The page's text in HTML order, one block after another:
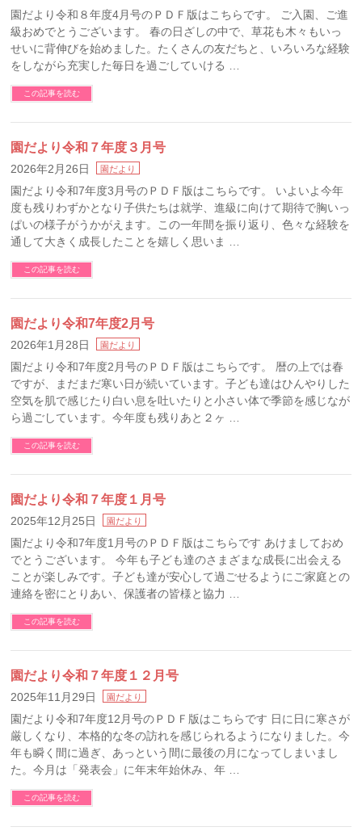
園だより令和８年度4月号のＰＤＦ版はこちらです。 ご入園、ご進
級おめでとうございます。 春の日ざしの中で、草花も木々もいっ
せいに背伸びを始めました。たくさんの友だちと、いろいろな経験
をしながら充実した毎日を過ごしていける …
この記事を読む
園だより令和７年度３月号
2026年2月26日 園だより
園だより令和7年度3月号のＰＤＦ版はこちらです。 いよいよ今年
度も残りわずかとなり子供たちは就学、進級に向けて期待で胸いっ
ぱいの様子がうかがえます。この一年間を振り返り、色々な経験を
通して大きく成長したことを嬉しく思いま …
この記事を読む
園だより令和7年度2月号
2026年1月28日 園だより
園だより令和7年度2月号のＰＤＦ版はこちらです。 暦の上では春
ですが、まだまだ寒い日が続いています。子ども達はひんやりした
空気を肌で感じたり白い息を吐いたりと小さい体で季節を感じなが
ら過ごしています。今年度も残りあと２ヶ …
この記事を読む
園だより令和７年度１月号
2025年12月25日 園だより
園だより令和7年度1月号のＰＤＦ版はこちらです あけましておめ
でとうございます。 今年も子ども達のさまざまな成長に出会える
ことが楽しみです。子ども達が安心して過ごせるようにご家庭との
連絡を密にとりあい、保護者の皆様と協力 …
この記事を読む
園だより令和７年度１２月号
2025年11月29日 園だより
園だより令和7年度12月号のＰＤＦ版はこちらです 日に日に寒さが
厳しくなり、本格的な冬の訪れを感じられるようになりました。今
年も瞬く間に過ぎ、あっという間に最後の月になってしまいまし
た。今月は「発表会」に年末年始休み、年 …
この記事を読む